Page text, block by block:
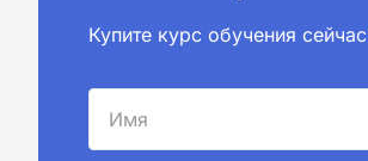
Купите курс обучения